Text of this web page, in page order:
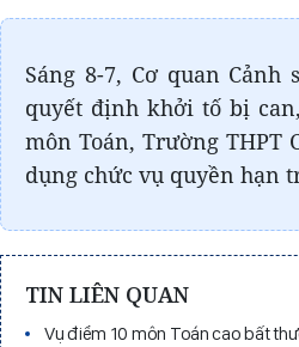
Sáng 8-7, Cơ quan
quyết định khởi tố bị
môn Toán, Trường THPT
dụng chức vụ quyền hạn
TIN LIÊN QUAN
Vụ điểm 10 môn Toán cao bất